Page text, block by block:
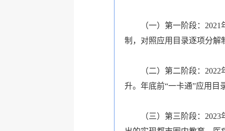
（一）第一阶段：
制，对照应用目录逐项分解
（二）第二阶段：
升。年底前“一卡通”应用目
（三）第三阶段：